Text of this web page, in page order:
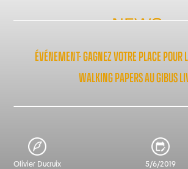
NEWS
ÉVÉNEMENT- GAGNEZ VOTRE PLACE POUR
WALKING PAPERS AU GIBUS
Olivier Ducruix 5/6/2019